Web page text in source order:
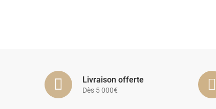
Livraison offerte
Dès 5 000€